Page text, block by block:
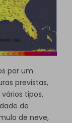
por um
previstas,
tipos,
de
de neve,